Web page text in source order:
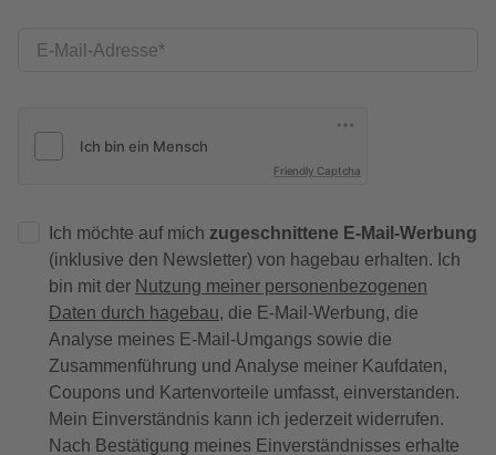
E-Mail-Adresse
Friendly Captcha
Ich möchte auf mich zugeschnittene E-Mail-Werbung
(inklusive den Newsletter) von hagebau erhalten. Ich
bin mit der Nutzung meiner personenbezogenen
Daten durch hagebau, die E-Mail-Werbung, die
Analyse meines E-Mail-Umgangs sowie die
Zusammenführung und Analyse meiner Kaufdaten,
Coupons und Kartenvorteile umfasst, einverstanden.
Mein Einverständnis kann ich jederzeit widerrufen.
Nach Bestätigung meines Einverständnisses erhalte